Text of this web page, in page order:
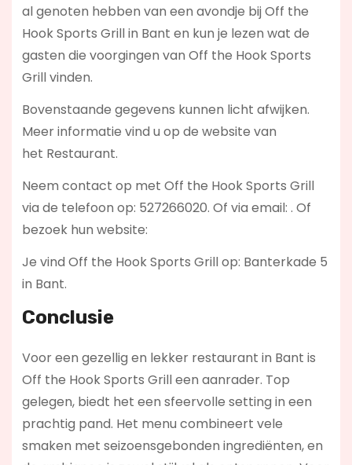
al genoten hebben van een avondje bij Off the
Hook Sports Grill in Bant en kun je lezen wat de
gasten die voorgingen van Off the Hook Sports
Grill vinden.
Bovenstaande gegevens kunnen licht afwijken.
Meer informatie vind u op de website van
het Restaurant.
Neem contact op met Off the Hook Sports Grill
via de telefoon op: 527266020. Of via email: . Of
bezoek hun website:
Je vind Off the Hook Sports Grill op: Banterkade 5
in Bant.
Conclusie
Voor een gezellig en lekker restaurant in Bant is
Off the Hook Sports Grill een aanrader. Top
gelegen, biedt het een sfeervolle setting in een
prachtig pand. Het menu combineert vele
smaken met seizoensgebonden ingrediënten, en